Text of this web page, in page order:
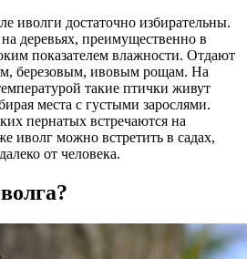
иволги достаточно избирательны.
деревьях, преимущественно в
показателем влажности. Отдают
березовым, ивовым рощам. На
такие птички живут
места с густыми зарослями.
пернатых встречаются на
иволг можно встретить в садах,
от человека.